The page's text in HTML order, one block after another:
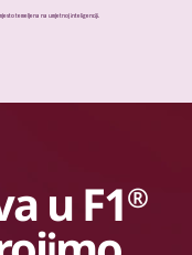
temeljena na umjetnoj inteligenciji.
u F1®